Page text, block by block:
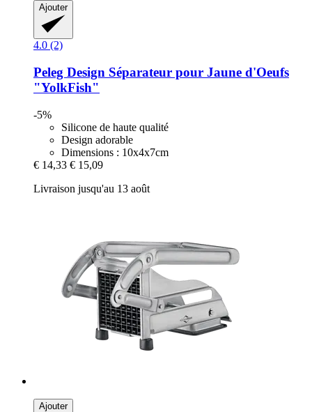
Ajouter
4.0 (2)
Peleg Design Séparateur pour Jaune d'Oeufs
"YolkFish"
-5%
Silicone de haute qualité
Design adorable
Dimensions : 10x4x7cm
€ 14,33 € 15,09
Livraison jusqu'au 13 août
Ajouter